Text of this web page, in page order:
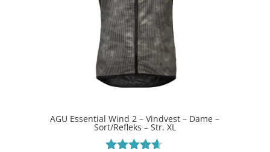
AGU Essential Wind 2 – Vindvest – Dame –
Sort/Refleks – Str. XL